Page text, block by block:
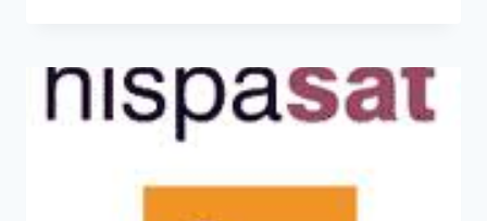
MIGRACIÓN
DE
LA
SATÉLITE